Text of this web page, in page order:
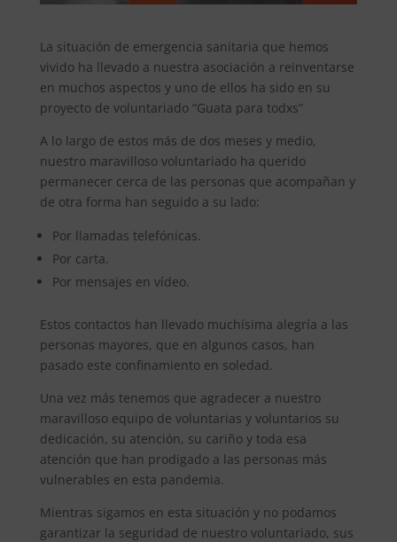
La situación de emergencia sanitaria que hemos
vivido ha llevado a nuestra asociación a reinventarse
en muchos aspectos y uno de ellos ha sido en su
proyecto de voluntariado “Guata para todxs”
A lo largo de estos más de dos meses y medio,
nuestro maravilloso voluntariado ha querido
permanecer cerca de las personas que acompañan y
de otra forma han seguido a su lado:
Por llamadas telefónicas.
Por carta.
Por mensajes en vídeo.
Estos contactos han llevado muchísima alegría a las
personas mayores, que en algunos casos, han
pasado este confinamiento en soledad.
Una vez más tenemos que agradecer a nuestro
maravilloso equipo de voluntarias y voluntarios su
dedicación, su atención, su cariño y toda esa
atención que han prodigado a las personas más
vulnerables en esta pandemia.
Mientras sigamos en esta situación y no podamos
garantizar la seguridad de nuestro voluntariado, sus